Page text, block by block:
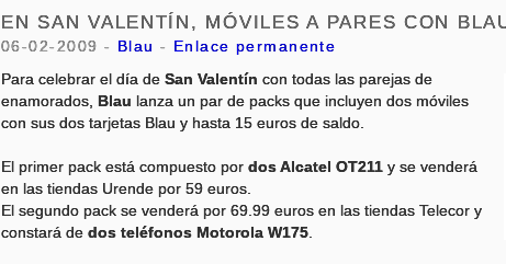
EN SAN VALENTÍN, MÓVILES A PARES CON
06-02-2009 - Blau - Enlace permanente
Para celebrar el día de San Valentín con todas las parejas de
enamorados, Blau lanza un par de packs que incluyen dos móviles
con sus dos tarjetas Blau y hasta 15 euros de saldo.
El primer pack está compuesto por dos Alcatel OT211 y se venderá
en las tiendas Urende por 59 euros.
El segundo pack se venderá por 69.99 euros en las tiendas Telecor y
constará de dos teléfonos Motorola W175